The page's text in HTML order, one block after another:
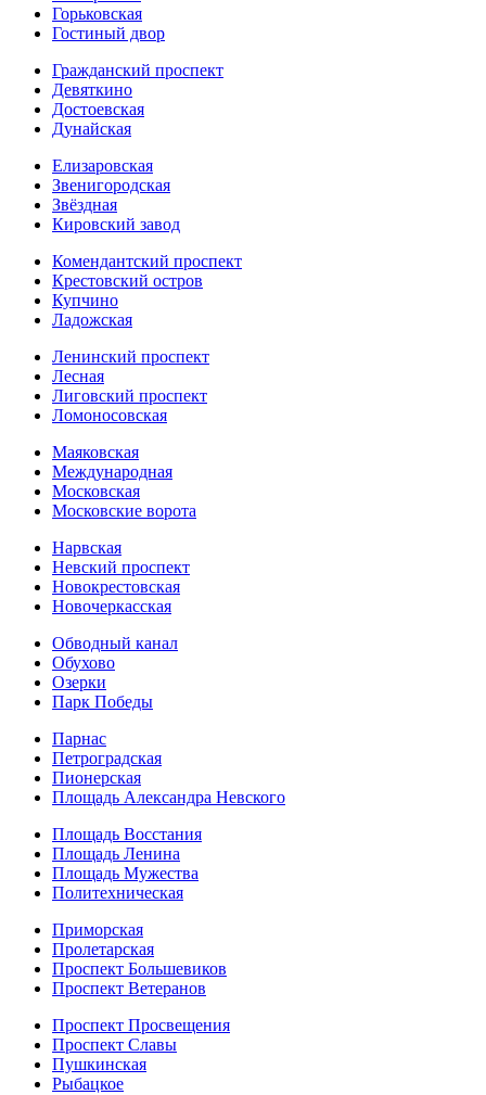
Горьковская
Гостиный двор
Гражданский проспект
Девяткино
Достоевская
Дунайская
Елизаровская
Звенигородская
Звёздная
Кировский завод
Комендантский проспект
Крестовский остров
Купчино
Ладожская
Ленинский проспект
Лесная
Лиговский проспект
Ломоносовская
Маяковская
Международная
Московская
Московские ворота
Нарвская
Невский проспект
Новокрестовская
Новочеркасская
Обводный канал
Обухово
Озерки
Парк Победы
Парнас
Петроградская
Пионерская
Площадь Александра Невского
Площадь Восстания
Площадь Ленина
Площадь Мужества
Политехническая
Приморская
Пролетарская
Проспект Большевиков
Проспект Ветеранов
Проспект Просвещения
Проспект Славы
Пушкинская
Рыбацкое